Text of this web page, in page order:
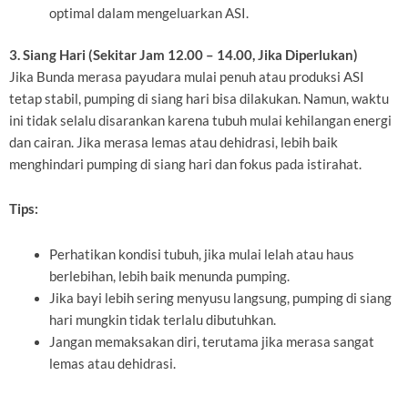
optimal dalam mengeluarkan ASI.
3. Siang Hari (Sekitar Jam 12.00 – 14.00, Jika Diperlukan)
Jika Bunda merasa payudara mulai penuh atau produksi ASI
tetap stabil, pumping di siang hari bisa dilakukan. Namun, waktu
ini tidak selalu disarankan karena tubuh mulai kehilangan energi
dan cairan. Jika merasa lemas atau dehidrasi, lebih baik
menghindari pumping di siang hari dan fokus pada istirahat.
Tips:
Perhatikan kondisi tubuh, jika mulai lelah atau haus
berlebihan, lebih baik menunda pumping.
Jika bayi lebih sering menyusu langsung, pumping di siang
hari mungkin tidak terlalu dibutuhkan.
Jangan memaksakan diri, terutama jika merasa sangat
lemas atau dehidrasi.